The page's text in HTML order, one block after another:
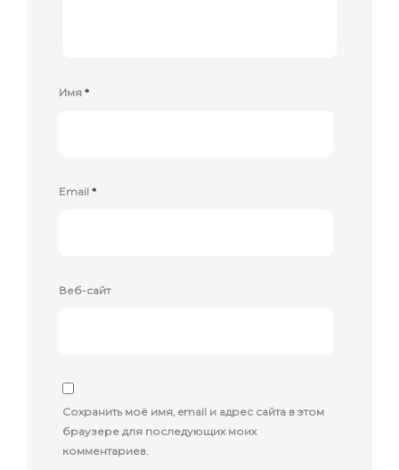
Имя *
Email *
Веб-сайт
Сохранить моё имя, email и адрес сайта в этом
браузере для последующих моих
комментариев.